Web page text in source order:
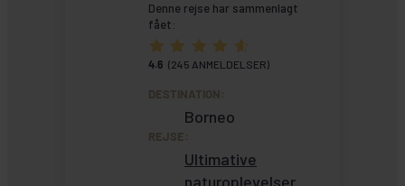
Denne rejse har sammenlagt
fået:
4.6 (245 ANMELDELSER)
DESTINATION:
Borneo
REJSE:
Ultimative
naturoplevelser